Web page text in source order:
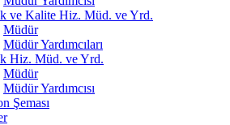
ve Kalite Hiz. Müd. ve Yrd.
Müdür
Müdür Yardımcıları
Hiz. Müd. ve Yrd.
Müdür
Müdür Yardımcısı
Şeması